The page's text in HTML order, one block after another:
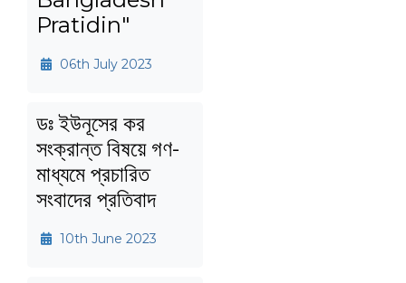
Pratidin"
06th July 2023
ডঃ ইউনূসের কর
সংক্রান্ত বিষয়ে গণ-
মাধ্যমে প্রচারিত
সংবাদের প্রতিবাদ
10th June 2023